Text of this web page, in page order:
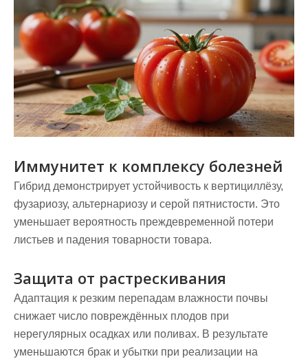
Иммунитет к комплексу болезней
Гибрид демонстрирует устойчивость к вертициллёзу,
фузариозу, альтернариозу и серой пятнистости. Это
уменьшает вероятность преждевременной потери
листьев и падения товарности товара.
Защита от растрескивания
Адаптация к резким перепадам влажности почвы
снижает число повреждённых плодов при
нерегулярных осадках или поливах. В результате
уменьшаются брак и убытки при реализации на